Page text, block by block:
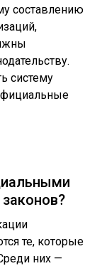
составлению
систему
те, которые
них —